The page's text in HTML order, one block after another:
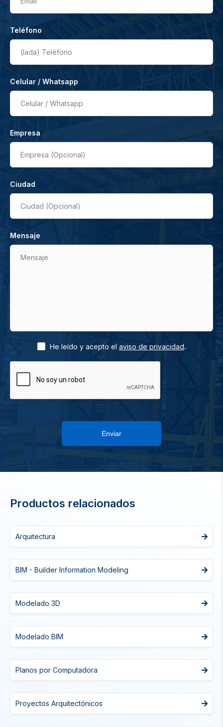
Teléfono
(lada) Teléfono
Celular / Whatsapp
Celular / Whatsapp
Empresa
Empresa (Opcional)
Ciudad
Ciudad (Opcional)
Mensaje
Mensaje
He leído y acepto el aviso de privacidad.
Enviar
Productos relacionados
Arquitectura
BIM - Builder Information Modeling
Modelado 3D
Modelado BIM
Planos por Computadora
Proyectos Arquitectónicos